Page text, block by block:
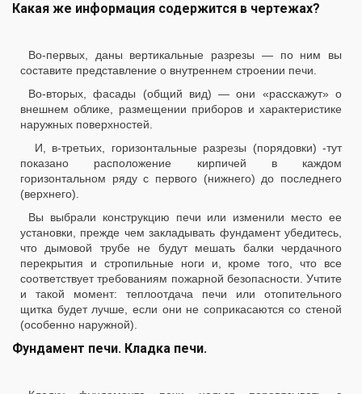
Какая же информация содержится в чертежах?
Во-первых, даны вертикальные разрезы — по ним вы
составите представление о внутреннем строении печи.
Во-вторых, фасады (общий вид) — они «расскажут» о
внешнем облике, размещении приборов и характеристике
наружных поверхностей.
И, в-третьих, горизонтальные разрезы (порядовки) -тут
показано расположение кирпичей в каждом
горизонтальном ряду с первого (нижнего) до последнего
(верхнего).
Вы выбрали конструкцию печи или изменили место ее
установки, прежде чем закладывать фундамент убедитесь,
что дымовой трубе не будут мешать балки чердачного
перекрытия и стропильные ноги и, кроме того, что все
соответствует требованиям пожарной безопасности. Учтите
и такой момент: теплоотдача печи или отопительного
щитка будет лучше, если они не соприкасаются со стеной
(особенно наружной).
Фундамент печи. Кладка печи.